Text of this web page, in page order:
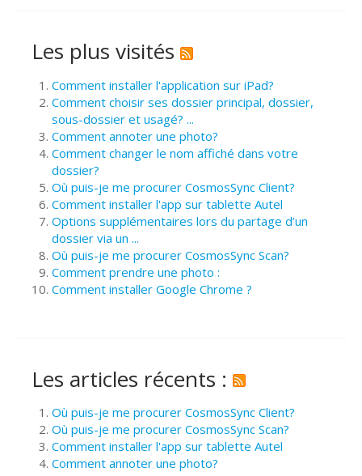
Les plus visités
Comment installer l'application sur iPad?
Comment choisir ses dossier principal, dossier,
sous-dossier et usagé? ...
Comment annoter une photo?
Comment changer le nom affiché dans votre
dossier?
Où puis-je me procurer CosmosSync Client?
Comment installer l'app sur tablette Autel
Options supplémentaires lors du partage d’un
dossier via un ...
Où puis-je me procurer CosmosSync Scan?
Comment prendre une photo :
Comment installer Google Chrome ?
Les articles récents :
Où puis-je me procurer CosmosSync Client?
Où puis-je me procurer CosmosSync Scan?
Comment installer l'app sur tablette Autel
Comment annoter une photo?